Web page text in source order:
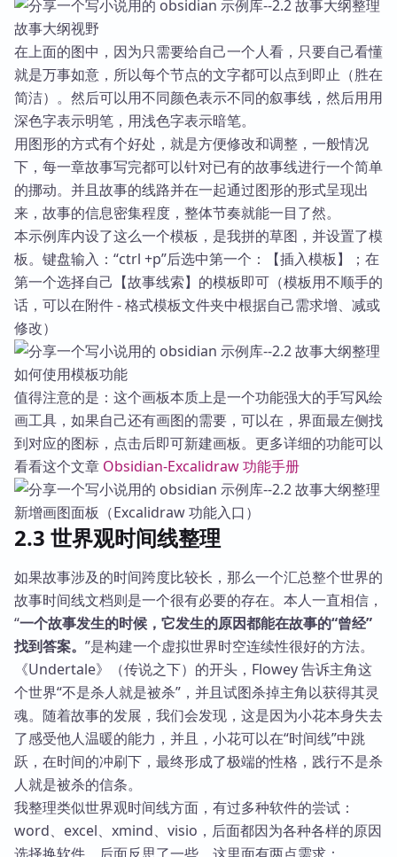
故事大纲视野
在上面的图中，因为只需要给自己一个人看，只要自己看懂
就是万事如意，所以每个节点的文字都可以点到即止（胜在
简洁）。然后可以用不同颜色表示不同的叙事线，然后用用
深色字表示明笔，用浅色字表示暗笔。
用图形的方式有个好处，就是方便修改和调整，一般情况
下，每一章故事写完都可以针对已有的故事线进行一个简单
的挪动。并且故事的线路并在一起通过图形的形式呈现出
来，故事的信息密集程度，整体节奏就能一目了然。
本示例库内设了这么一个模板，是我拼的草图，并设置了模
板。键盘输入：“ctrl +p”后选中第一个：【插入模板】；在
第一个选择自己【故事线索】的模板即可（模板用不顺手的
话，可以在附件 - 格式模板文件夹中根据自己需求增、减或
修改）
如何使用模板功能
值得注意的是：这个画板本质上是一个功能强大的手写风绘
画工具，如果自己还有画图的需要，可以在，界面最左侧找
到对应的图标，点击后即可新建画板。更多详细的功能可以
看看这个文章 Obsidian-Excalidraw 功能手册
新增画图面板（Excalidraw 功能入口）
2.3 世界观时间线整理
如果故事涉及的时间跨度比较长，那么一个汇总整个世界的
故事时间线文档则是一个很有必要的存在。本人一直相信，
“一个故事发生的时候，它发生的原因都能在故事的“曾经”
找到答案。 ”是构建一个虚拟世界时空连续性很好的方法。
《Undertale》（传说之下）的开头，Flowey 告诉主角这
个世界“不是杀人就是被杀”，并且试图杀掉主角以获得其灵
魂。随着故事的发展，我们会发现，这是因为小花本身失去
了感受他人温暖的能力，并且，小花可以在“时间线”中跳
跃，在时间的冲刷下，最终形成了极端的性格，践行不是杀
人就是被杀的信条。
我整理类似世界观时间线方面，有过多种软件的尝试：
word、excel、xmind、visio，后面都因为各种各样的原因